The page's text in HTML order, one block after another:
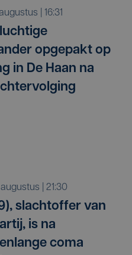
augustus | 16:31
opgepakt op
in De Haan na
augustus | 21:30
slachtoffer van
is na
coma